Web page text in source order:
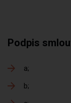
Podpis
a
b